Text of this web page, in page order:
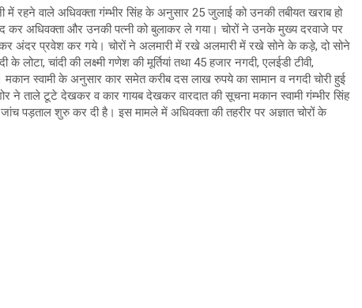
में रहने वाले अधिवक्ता गंम्भीर सिंह के अनुसार 25 जुलाई को उनकी तबीयत खराब हो
कर अधिवक्ता और उनकी पत्नी को बुलाकर ले गया। चोरों ने उनके मुख्य दरवाजे पर
अंदर प्रवेश कर गये। चोरों ने अलमारी में रखे अलमारी में रखे सोने के कड़े, दो सोने
चांदी की लक्ष्मी गणेश की मूर्तियां तथा 45 हजार नगदी, एलईडी टीवी,
स्वामी के अनुसार कार समेत करीब दस लाख रुपये का सामान व नगदी चोरी हुई
ताले टूटे देखकर व कार गायब देखकर वारदात की सूचना मकान स्वामी गंम्भीर सिंह
पड़ताल शुरु कर दी है। इस मामले में अ‌धिवक्ता की तहरीर पर अज्ञात चोरों के